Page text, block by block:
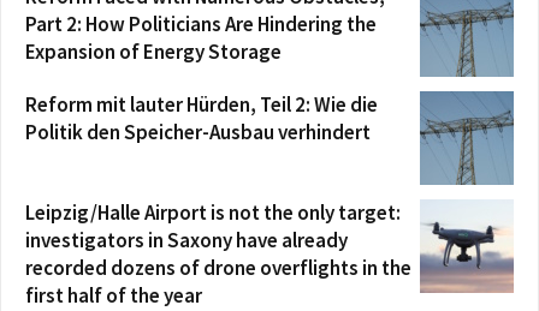
Part 2: How Politicians Are Hindering the
Expansion of Energy Storage
Reform mit lauter Hürden, Teil 2: Wie die
Politik den Speicher-Ausbau verhindert
Leipzig/Halle Airport is not the only target:
investigators in Saxony have already
recorded dozens of drone overflights in the
first half of the year